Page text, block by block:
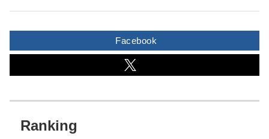
ポーツスターのカフェレーサ
ーです。 昔の名車 XLCR を彷
彿とさせるようなカフェレー
Facebook